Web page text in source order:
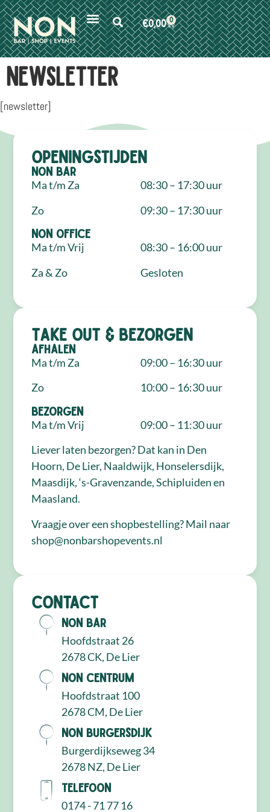
€0,00 0
Newsletter
[newsletter]
Openingstijden
NON Bar
Ma t/m Za
Zo
08:30 – 17:30 uur
09:30 – 17:30 uur
NON Office
Ma t/m Vrij
Za & Zo
08:30 – 16:00 uur
Gesloten
Take out & bezorgen
Afhalen
Ma t/m Za
Zo
09:00 – 16:30 uur
10:00 – 16:30 uur
Bezorgen
Ma t/m Vrij
09:00 – 11:30 uur
Liever laten bezorgen? Dat kan in Den
Hoorn, De Lier, Naaldwijk, Honselersdijk,
Maasdijk, ‘s-Gravenzande, Schipluiden en
Maasland.
Vraagje over een shopbestelling? Mail naar
shop@nonbarshopevents.nl
Contact
NON Bar
Hoofdstraat 26
2678 CK, De Lier
NON Centrum
Hoofdstraat 100
2678 CM, De Lier
NON Burgersdijk
Burgerdijkseweg 34
2678 NZ, De Lier
Telefoon
0174 - 71 77 16